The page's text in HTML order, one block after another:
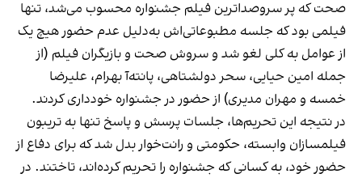
صحت که پر سروصداترین فیلم جشنواره محسوب می‌شد، تنها
فیلمی بود که جلسه مطبوعاتی‌اش به‌دلیل عدم حضور هیچ یک
از عوامل به کلی لغو شد و سروش صحت و بازیگران فیلم (از
جمله امین حیایی، سحر دولشتاهی، پانته‌آ بهرام، علیرضا
خمسه و مهران مدیری) از حضور در جشنواره خودداری کردند.
در نتیجه این تحریم‌ها، جلسات پرسش و پاسخ تنها به تریبون
فیلمسازان وابسته، حکومتی و رانت‌خوار بدل شد که برای دفاع از
حضور خود، به کسانی که جشنواره را تحریم کرده‌اند، تاختند. در